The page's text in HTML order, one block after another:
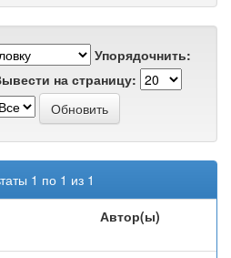
Упорядочнить:
на страницу:
1 по 1 из 1
Автор(ы)